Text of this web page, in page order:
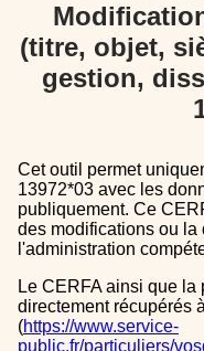
(titre, objet,
gestion,
Cet outil permet uniquement de pré-remplir le CERFA
13972*03 avec les
publiquement. Ce
des modifications ou
l'administration
Le CERFA ainsi que la procédure peuvent être
directement récupérés
(https://www.service-
public.fr/particuliers/